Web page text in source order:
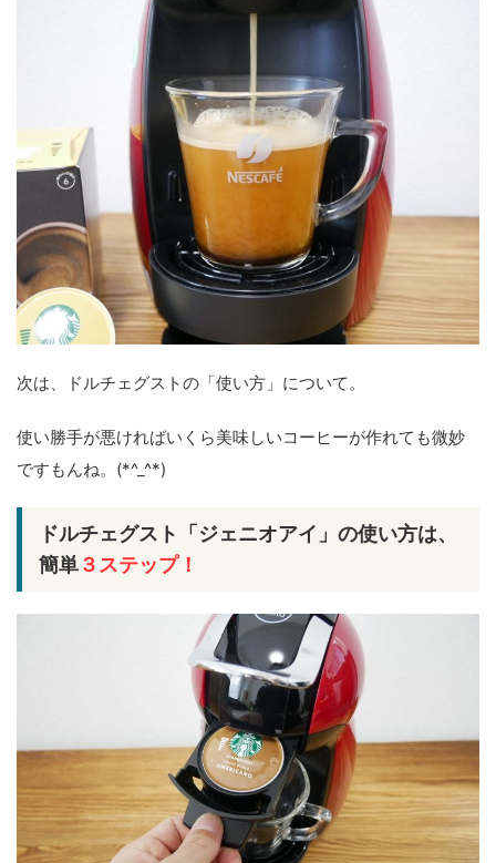
次は、ドルチェグストの「使い方」について。
使い勝手が悪ければいくら美味しいコーヒーが作れても微妙
ですもんね。(*^_^*)
ドルチェグスト「ジェニオアイ」の使い方は、
簡単３ステップ！